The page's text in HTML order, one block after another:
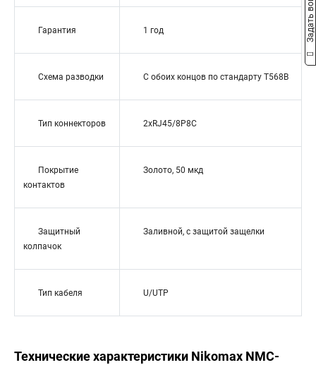
Гарантия 1 год
Схема разводки С обоих концов по стандарту T568B
Тип коннекторов 2xRJ45/8P8C
Покрытие
контактов
Золото, 50 мкд
Защитный
колпачок
Заливной, с защитой защелки
Тип кабеля U/UTP
Технические характеристики Nikomax NMC-
Задать вопрос